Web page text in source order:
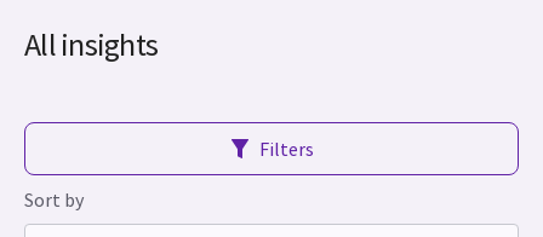
All insights
Filters
Sort by